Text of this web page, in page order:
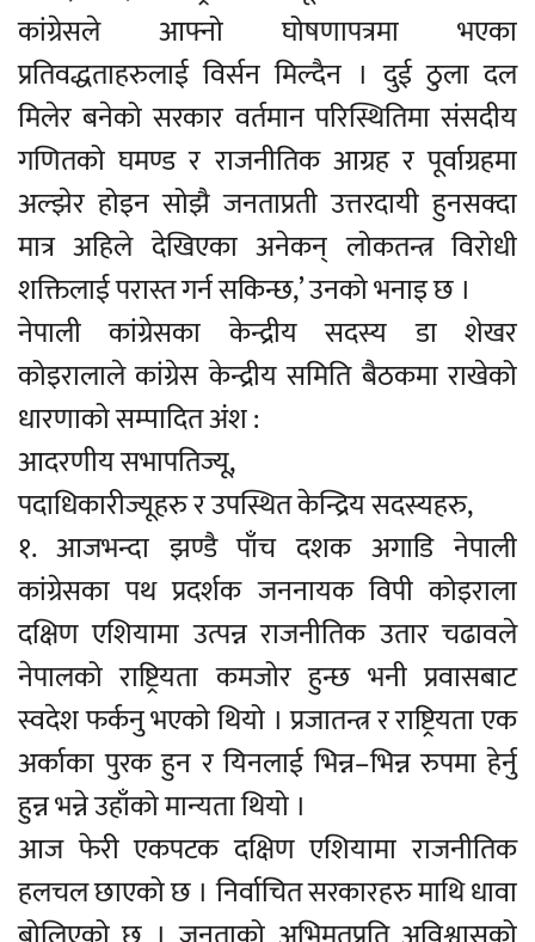
कांग्रेसले आफ्नो घोषणापत्रमा भएका
प्रतिवद्धताहरुलाई विर्सन मिल्दैन । दुई ठुला दल
मिलेर बनेको सरकार वर्तमान परिस्थितिमा संसदीय
गणितको घमण्ड र राजनीतिक आग्रह र पूर्वाग्रहमा
अल्झेर होइन सोझै जनताप्रती उत्तरदायी हुनसक्दा
मात्र अहिले देखिएका अनेकन् लोकतन्त्र विरोधी
शक्तिलाई परास्त गर्न सकिन्छ,’ उनको भनाइ छ ।
नेपाली कांग्रेसका केन्द्रीय सदस्य डा शेखर
कोइरालाले कांग्रेस केन्द्रीय समिति बैठकमा राखेको
धारणाको सम्पादित अंश :
आदरणीय सभापतिज्यू,
पदाधिकारीज्यूहरु र उपस्थित केन्द्रिय सदस्यहरु,
१. आजभन्दा झण्डै पाँच दशक अगाडि नेपाली
कांग्रेसका पथ प्रदर्शक जननायक विपी कोइराला
दक्षिण एशियामा उत्पन्न राजनीतिक उतार चढावले
नेपालको राष्ट्रियता कमजोर हुन्छ भनी प्रवासबाट
स्वदेश फर्कनु भएको थियो । प्रजातन्त्र र राष्ट्रियता एक
अर्काका पुरक हुन र यिनलाई भिन्न–भिन्न रुपमा हेर्नु
हुन्न भन्ने उहाँको मान्यता थियो ।
आज फेरी एकपटक दक्षिण एशियामा राजनीतिक
हलचल छाएको छ । निर्वाचित सरकारहरु माथि धावा